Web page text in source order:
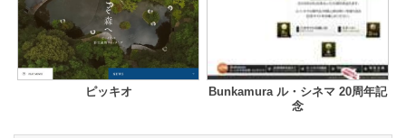
ピッキオ
Bunkamura ル・シネマ 20周年記
念